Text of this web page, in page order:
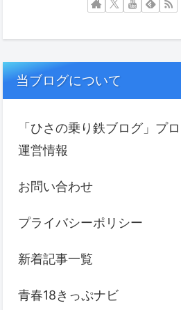
当ブログについて
「ひさの乗り鉄ブログ」プ
運営情報
お問い合わせ
プライバシーポリシー
新着記事一覧
青春18きっぷナビ